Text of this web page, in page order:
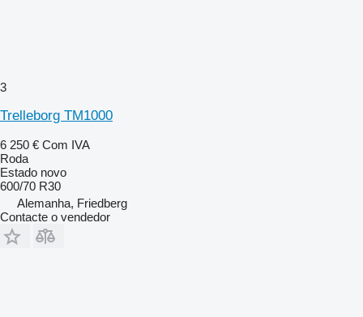
3
Trelleborg TM1000
6 250 € Com IVA
Roda
Estado novo
600/70 R30
Alemanha, Friedberg
Contacte o vendedor